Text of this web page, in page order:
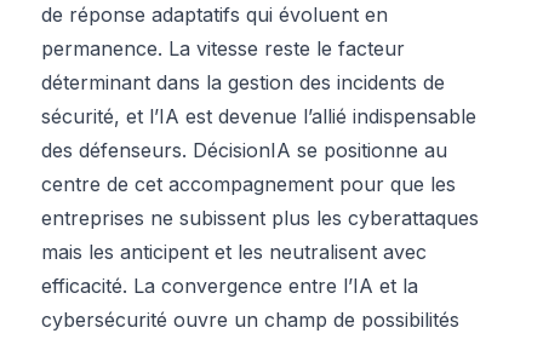
de réponse adaptatifs qui évoluent en
permanence. La vitesse reste le facteur
déterminant dans la gestion des incidents de
sécurité, et l’IA est devenue l’allié indispensable
des défenseurs. DécisionIA se positionne au
centre de cet accompagnement pour que les
entreprises ne subissent plus les cyberattaques
mais les anticipent et les neutralisent avec
efficacité. La convergence entre l’IA et la
cybersécurité ouvre un champ de possibilités